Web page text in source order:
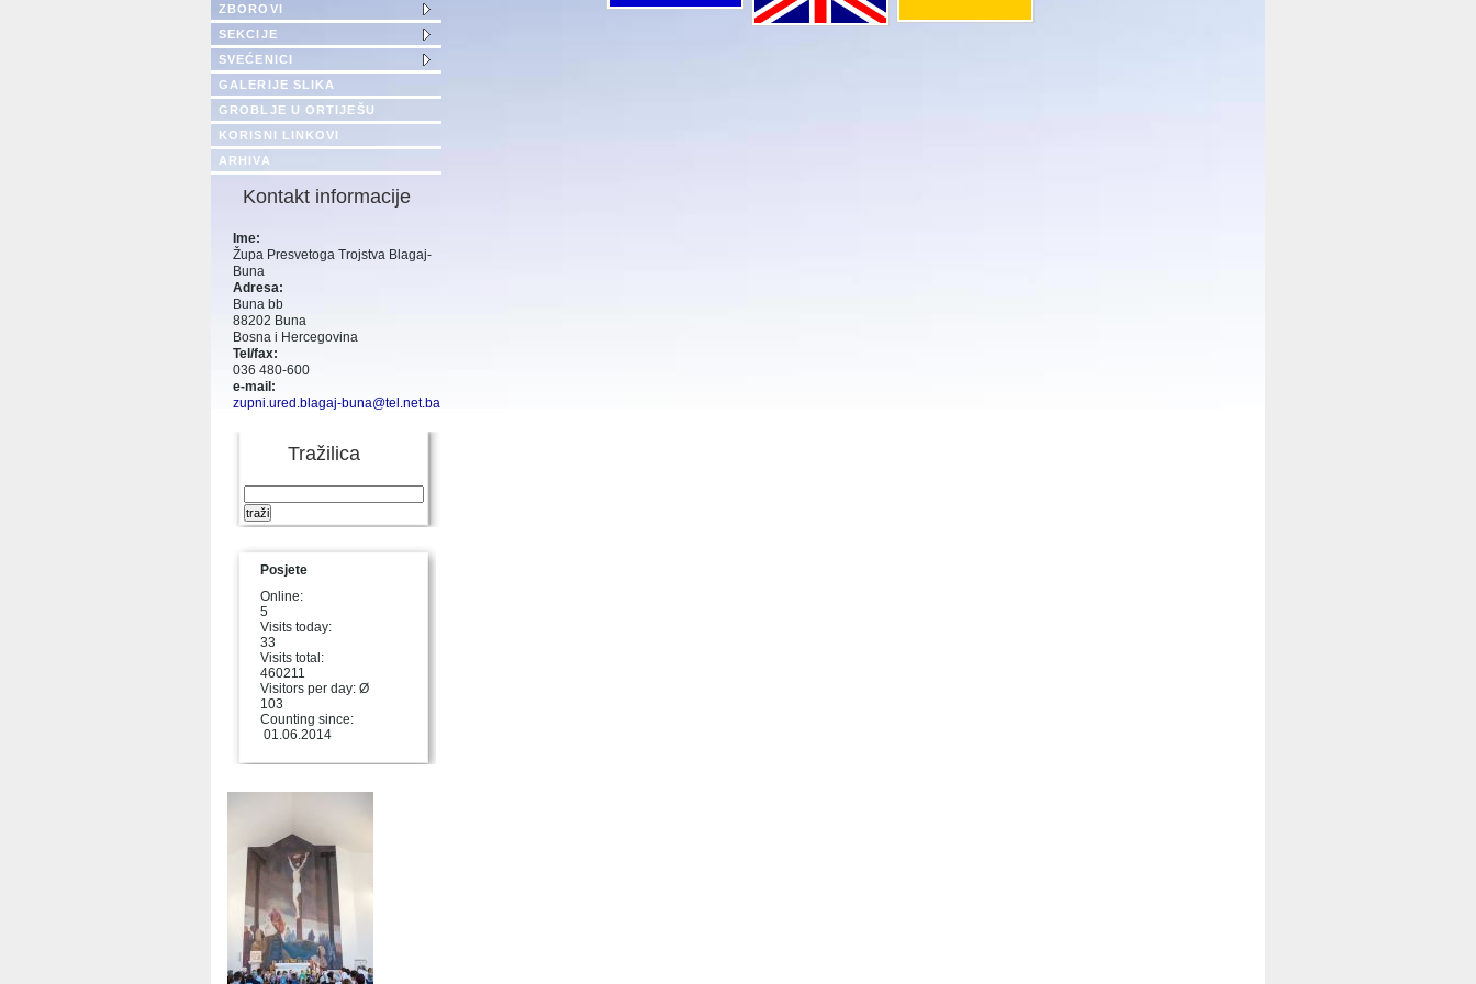
ZBOROVI
SEKCIJE
SVEĆENICI
GALERIJE SLIKA
GROBLJE U ORTIJEŠU
KORISNI LINKOVI
ARHIVA
Kontakt informacije
Ime:
Župa Presvetoga Trojstva Blagaj-
Buna
Adresa:
Buna bb
88202 Buna
Bosna i Hercegovina
Tel/fax:
036 480-600
e-mail:
zupni.ured.blagaj-buna@tel.net.ba
Tražilica
Posjete
Online:
5
Visits today:
33
Visits total:
460211
Visitors per day: Ø
103
Counting since:
01.06.2014